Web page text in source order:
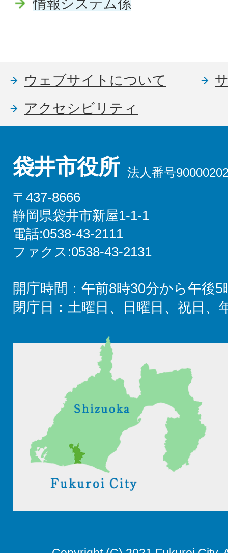
情報システム係
ウェブサイトについて
アクセシビリティ
袋井市役所 法人番号
〒437-8666
静岡県袋井市新屋1-1-1
電話:0538-43-2111
ファクス:0538-43-2131
開庁時間：午前8時30分から午後5
閉庁日：土曜日、日曜日、祝日、